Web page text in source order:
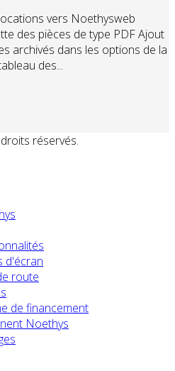
vers Noethysweb
des pièces de type PDF Ajout
archivés dans les options de la
des...
réservés.
d'écran
route
de financement
Noethys